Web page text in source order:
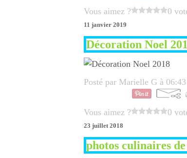
Vous aimez ? 0
11 janvier 2019
Décoration Noel
Posté par Marielle G à
Vous aimez ? 0
23 juillet 2018
photos culinaires